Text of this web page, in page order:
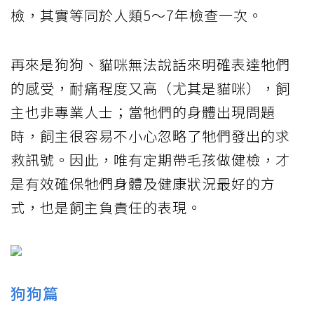
檢，其實等同於人類5～7年檢查一次。
再來是狗狗、貓咪無法說話來明確表達牠們
的感受，耐痛程度又高（尤其是貓咪），飼
主也非專業人士；當牠們的身體出現問題
時，飼主很容易不小心忽略了牠們發出的求
救訊號。因此，唯有定期帶毛孩做健檢，才
是有效確保牠們身體及健康狀況最好的方
式，也是飼主負責任的表現。
狗狗篇